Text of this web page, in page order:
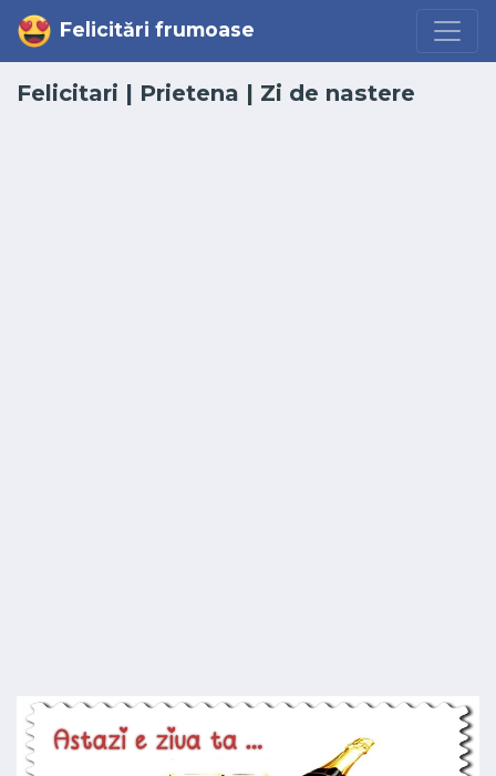
Felicitări frumoase
Felicitari | Prietena | Zi de nastere